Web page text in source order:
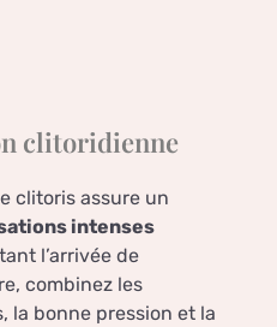
clitoridienne
clitoris assure un
intenses
l’arrivée de
combinez les
la bonne pression et la